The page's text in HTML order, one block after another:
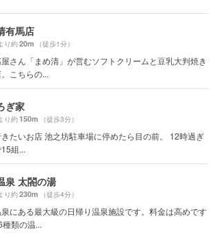
有馬店
り約20m （徒歩1分）
さん「まめ清」が営むソフトクリームと豆乳大判焼き
こちらの...
ぎ家
り約150m （徒歩3分）
たいお店 池之坊駐車場に停めたら目の前。 12時過ぎ
組...
泉 太閤の湯
り約230m （徒歩4分）
にある最大級の日帰り温泉施設です。料金は高めです
類の温...